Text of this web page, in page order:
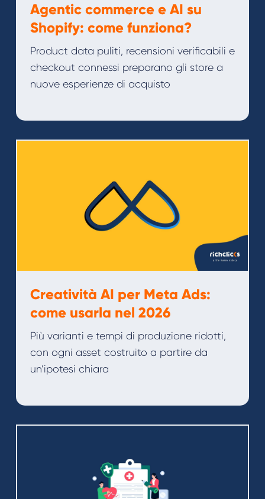
Agentic commerce e AI su
Shopify: come funziona?
Product data puliti, recensioni verificabili e
checkout connessi preparano gli store a
nuove esperienze di acquisto
Creatività AI per Meta Ads:
come usarla nel 2026
Più varianti e tempi di produzione ridotti,
con ogni asset costruito a partire da
un’ipotesi chiara